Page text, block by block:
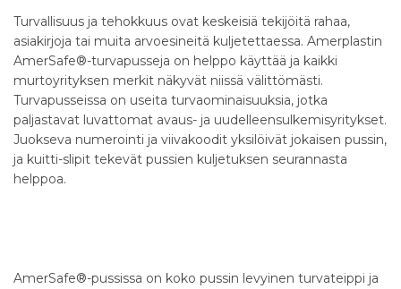
Turvallisuus ja tehokkuus ovat keskeisiä tekijöitä rahaa,
asiakirjoja tai muita arvoesineitä kuljetettaessa. Amerplastin
AmerSafe®-turvapusseja on helppo käyttää ja kaikki
murtoyrityksen merkit näkyvät niissä välittömästi.
Turvapusseissa on useita turvaominaisuuksia, jotka
paljastavat luvattomat avaus- ja uudelleensulkemisyritykset.
Juokseva numerointi ja viivakoodit yksilöivät jokaisen pussin,
ja kuitti-slipit tekevät pussien kuljetuksen seurannasta
helppoa.
AmerSafe®-pussissa on koko pussin levyinen turvateippi ja